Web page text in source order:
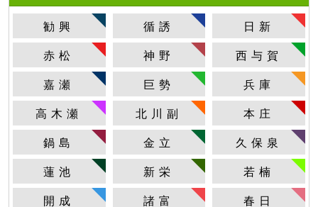
勧興 循誘
日新
赤松
神野
西与賀
嘉瀬
巨勢
兵庫
高木瀬
北川副
本庄
鍋島
金立
久保泉
蓮池
新栄
若楠
開成
諸富
春日